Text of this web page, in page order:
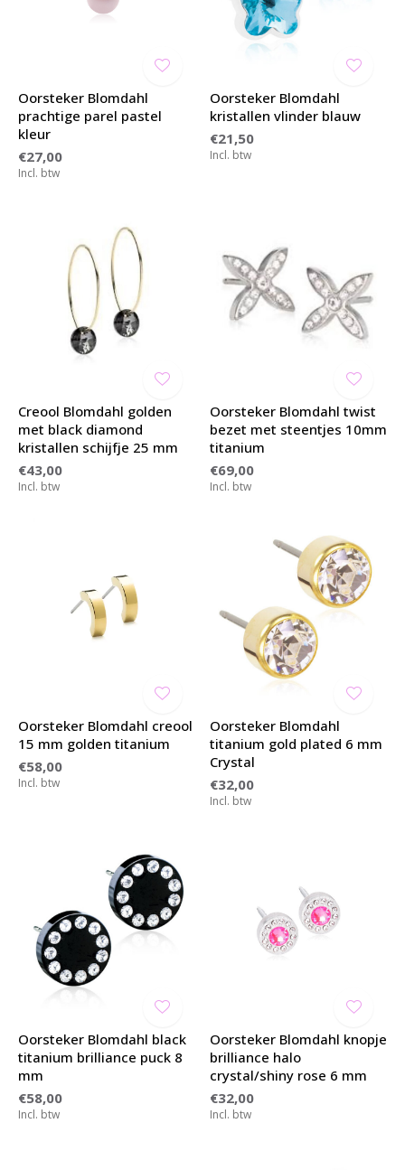
Oorsteker Blomdahl
prachtige parel pastel
kleur
€27,00
Incl. btw
Oorsteker Blomdahl
kristallen vlinder blauw
€21,50
Incl. btw
Creool Blomdahl golden
met black diamond
kristallen schijfje 25 mm
€43,00
Incl. btw
Oorsteker Blomdahl twist
bezet met steentjes 10mm
titanium
€69,00
Incl. btw
Oorsteker Blomdahl creool
15 mm golden titanium
€58,00
Incl. btw
Oorsteker Blomdahl
titanium gold plated 6 mm
Crystal
€32,00
Incl. btw
Oorsteker Blomdahl black
titanium brilliance puck 8
mm
€58,00
Incl. btw
Oorsteker Blomdahl knopje
brilliance halo
crystal/shiny rose 6 mm
€32,00
Incl. btw